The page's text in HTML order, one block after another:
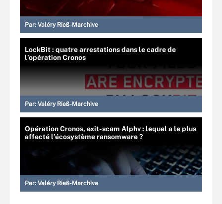
Par: Valéry Rieß-Marchive
LockBit : quatre arrestations dans le cadre de
l’opération Cronos
Par: Valéry Rieß-Marchive
Opération Cronos, exit-scam Alphv : lequel a le plus
affecté l’écosystème ransomware ?
Par: Valéry Rieß-Marchive